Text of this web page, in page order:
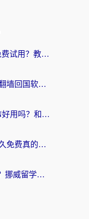
海外党必看：gecko加速器免费试用？教你选对回国加速器，无缝刷国内剧玩游戏
海外党必看：如何选对电脑翻墙回国软件，轻松解锁国内资源？
海外党纠结？快帆TV版VPN好用吗？和扇贝手游VPN对比哪个回国效果更好？
海外党必看：免费加速器永久免费真的存在吗？教你选对回国加速器无缝刷国内资源
ChickCN和夏时国际好用吗？挪威留学生亲测3款回国加速器，附穿梭和加速喵对比指南